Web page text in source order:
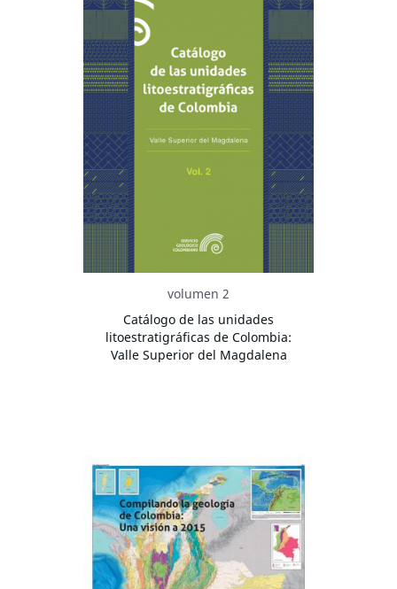
volumen 2
Catálogo de las unidades
litoestratigráficas de Colombia:
Valle Superior del Magdalena